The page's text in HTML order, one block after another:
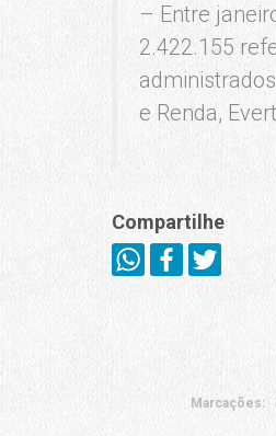
– Entre
2.422.155
e Renda,
Compartilhe
Marcações: